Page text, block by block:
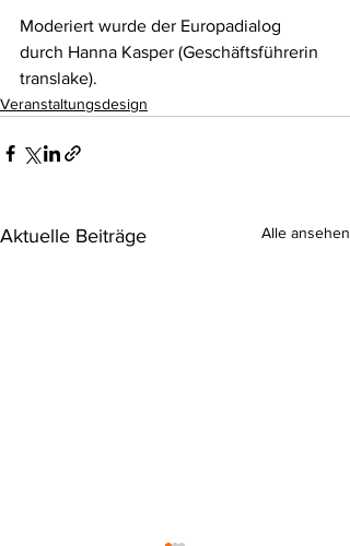
Moderiert wurde der Europadialog
durch Hanna Kasper (Geschäftsführerin
translake).
Veranstaltungsdesign
Aktuelle Beiträge Alle ansehen